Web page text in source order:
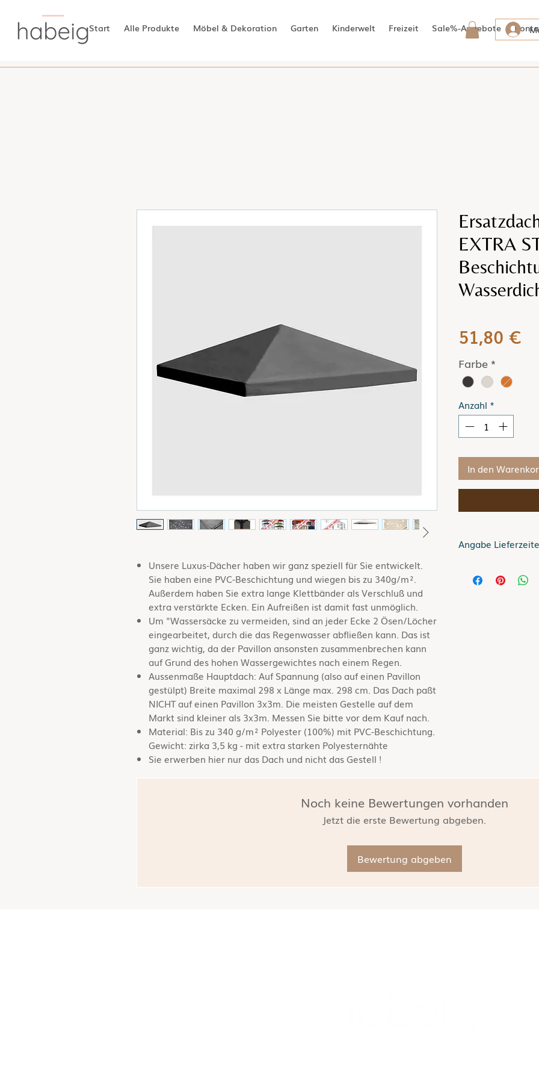
Start Alle Produkte Möbel & Dekoration Garten Kinderwelt Freizeit Sale%-Angebote
Unsere Luxus-Dächer haben wir ganz speziell für Sie entwickelt.
Sie haben eine PVC-Beschichtung und wiegen bis zu 340g/m².
Außerdem haben Sie extra lange Klettbänder als Verschluß und
extra verstärkte Ecken. Ein Aufreißen ist damit fast unmöglich.
Um "Wassersäcke zu vermeiden, sind an jeder Ecke 2 Ösen/Löcher
eingearbeitet, durch die das Regenwasser abfließen kann. Das ist
ganz wichtig, da der Pavillon ansonsten zusammenbrechen kann
auf Grund des hohen Wassergewichtes nach einem Regen.
Aussenmaße Hauptdach: Auf Spannung (also auf einen Pavillon
gestülpt) Breite maximal 298 x Länge max. 298 cm. Das Dach paßt
NICHT auf einen Pavillon 3x3m. Die meisten Gestelle auf dem
Markt sind kleiner als 3x3m. Messen Sie bitte vor dem Kauf nach.
Material: Bis zu 340 g/m² Polyester (100%) mit PVC-Beschichtung.
Gewicht: zirka 3,5 kg - mit extra starken Polyesternähte
Sie erwerben hier nur das Dach und nicht das Gestell !
EXTRA
51,80 €
Farbe*
Anzahl *
In den
Angabe
Noch keine Bewertungen vorhanden
Jetzt die erste Bewertung abgeben.
Bewertung abgeben